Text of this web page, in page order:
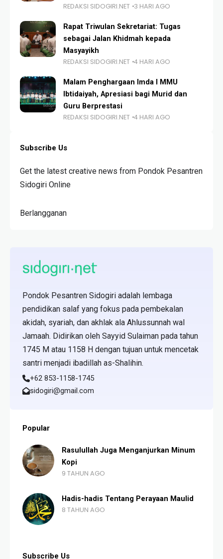
REDAKSI SIDOGIRI.NET 3 HARI AGO
Rapat Triwulan Sekretariat: Tugas
sebagai Jalan Khidmah kepada
Masyayikh
REDAKSI SIDOGIRI.NET 4 HARI AGO
Malam Penghargaan Imda I MMU
Ibtidaiyah, Apresiasi bagi Murid dan
Guru Berprestasi
REDAKSI SIDOGIRI.NET 4 HARI AGO
Subscribe Us
Get the latest creative news from Pondok Pesantren
Sidogiri Online
Berlangganan
Pondok Pesantren Sidogiri adalah lembaga
pendidikan salaf yang fokus pada pembekalan
akidah, syariah, dan akhlak ala Ahlussunnah wal
Jamaah. Didirikan oleh Sayyid Sulaiman pada tahun
1745 M atau 1158 H dengan tujuan untuk mencetak
santri menjadi ibadillah as-Shalihin.
+62 853-1158-1745
sidogiri@gmail.com
Popular
Rasulullah Juga Menganjurkan Minum
Kopi
9 TAHUN AGO
Hadis-hadis Tentang Perayaan Maulid
8 TAHUN AGO
Subscribe Us